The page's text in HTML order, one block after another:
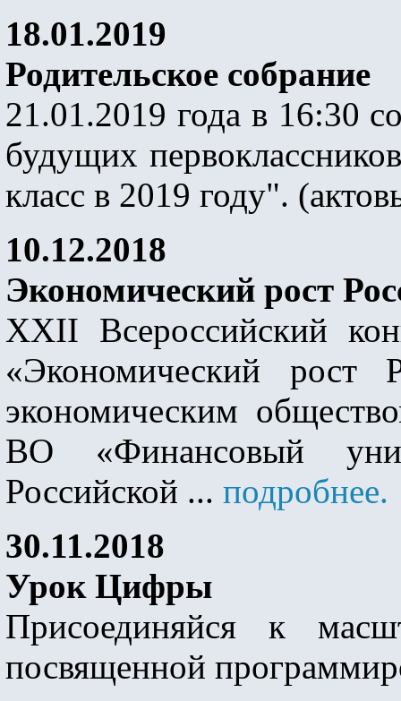
18.01.2019
Родительское собрание
21.01.2019 года в 16:30
будущих
класс в 2019 году".
10.12.2018
Экономический рост
XXII Всероссийский
«Экономический рост
экономическим
ВО «Финансовый
Российской ... подробнее.
30.11.2018
Урок Цифры
Присоединяйся к
посвященной